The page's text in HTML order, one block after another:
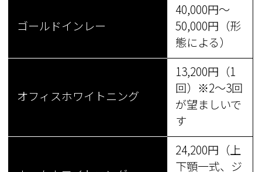
ゴールドインレー
40,000円〜
50,000円（形
態による）
オフィスホワイトニング
13,200円（1
回）※2〜3回
が望ましいで
す
24,200円（上
下顎一式、ジ